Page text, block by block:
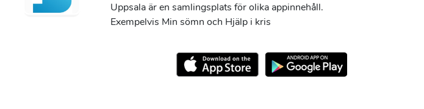
Uppsala är en samlingsplats för olika appinnehåll.
Exempelvis Min sömn och Hjälp i kris